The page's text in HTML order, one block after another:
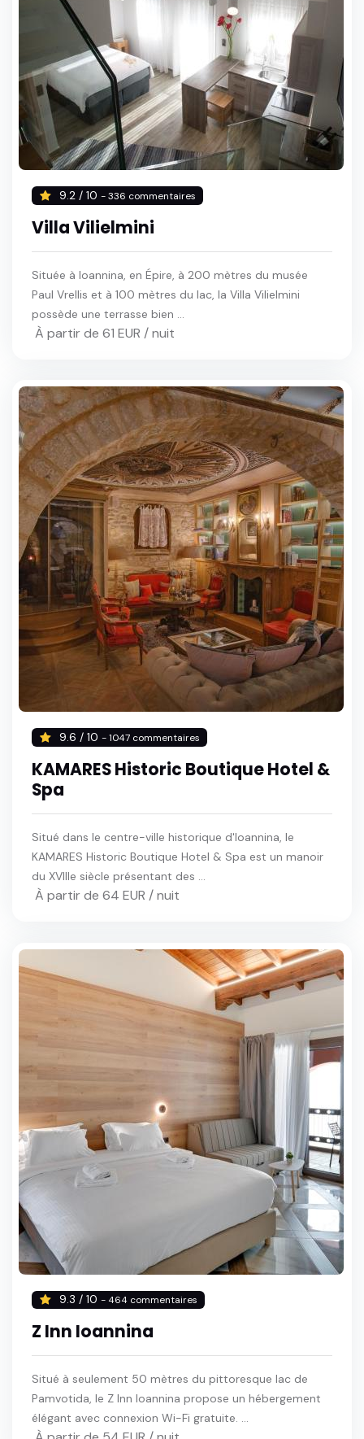
9.2 / 10 - 336 commentaires
Villa Vilielmini
Située à Ioannina, en Épire, à 200 mètres du musée
Paul Vrellis et à 100 mètres du lac, la Villa Vilielmini
possède une terrasse bien ...
À partir de 61 EUR / nuit
9.6 / 10 - 1047 commentaires
KAMARES Historic Boutique Hotel &
Spa
Situé dans le centre-ville historique d'Ioannina, le
KAMARES Historic Boutique Hotel & Spa est un manoir
du XVIIIe siècle présentant des ...
À partir de 64 EUR / nuit
9.3 / 10 - 464 commentaires
Z Inn Ioannina
Situé à seulement 50 mètres du pittoresque lac de
Pamvotida, le Z Inn Ioannina propose un hébergement
élégant avec connexion Wi-Fi gratuite. ...